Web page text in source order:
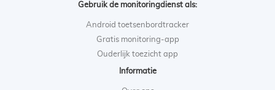
Gebruik de monitoringdienst als:
Android toetsenbordtracker
Gratis monitoring-app
Ouderlijk toezicht app
Informatie